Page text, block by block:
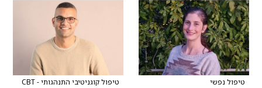
טיפול נפשי
טיפול קוגניטיבי התנהגותי - CBT